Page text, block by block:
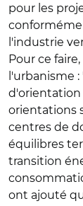
pour les
l'industrie
Pour ce
l'urbanisme :
d'orientation
orientations
centres de
équilibres
transition é
ont ajouté